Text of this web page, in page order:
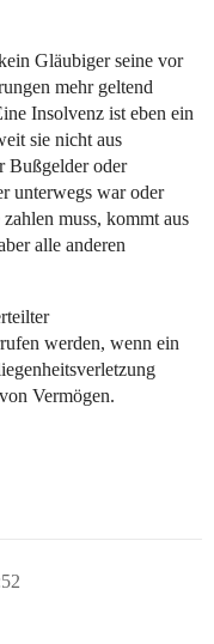
Gläubiger seine vor
mehr geltend
Insolvenz ist eben ein
sie nicht aus
Bußgelder oder
unterwegs war oder
muss, kommt aus
alle anderen
werden, wenn ein
Vermögen.